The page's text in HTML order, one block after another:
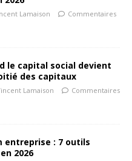
Lamaison
Commentaires
le capital social devient
des capitaux
Lamaison
Commentaires
entreprise : 7 outils
2026